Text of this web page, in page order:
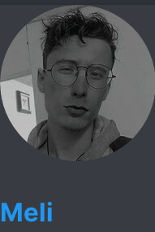
u
b
a
ş
l
t
g
t
Meli